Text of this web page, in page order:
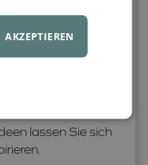
verantwortlich
ist außerdem
stilvolles
lassen Sie sich
AKZEPTIEREN